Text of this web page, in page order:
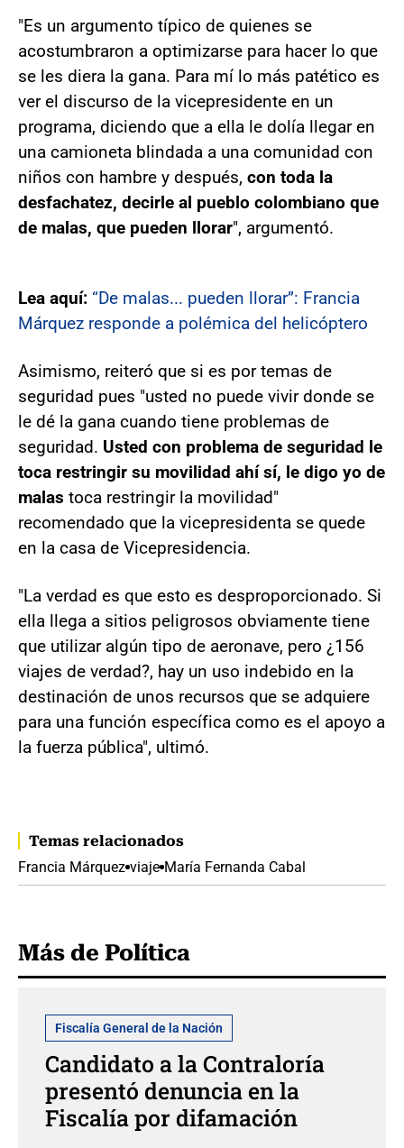
"Es un argumento típico de quienes se
acostumbraron a optimizarse para hacer lo que
se les diera la gana. Para mí lo más patético es
ver el discurso de la vicepresidente en un
programa, diciendo que a ella le dolía llegar en
una camioneta blindada a una comunidad con
niños con hambre y después, con toda la
desfachatez, decirle al pueblo colombiano que
de malas, que pueden llorar", argumentó.
Lea aquí: “De malas... pueden llorar”: Francia
Márquez responde a polémica del helicóptero
Asimismo, reiteró que si es por temas de
seguridad pues "usted no puede vivir donde se
le dé la gana cuando tiene problemas de
seguridad. Usted con problema de seguridad le
toca restringir su movilidad ahí sí, le digo yo de
malas toca restringir la movilidad"
recomendado que la vicepresidenta se quede
en la casa de Vicepresidencia.
"La verdad es que esto es desproporcionado. Si
ella llega a sitios peligrosos obviamente tiene
que utilizar algún tipo de aeronave, pero ¿156
viajes de verdad?, hay un uso indebido en la
destinación de unos recursos que se adquiere
para una función específica como es el apoyo a
la fuerza pública", ultimó.
Temas relacionados
Francia Márquez viaje María Fernanda Cabal
Más de Política
Fiscalía General de la Nación
Candidato a la Contraloría
presentó denuncia en la
Fiscalía por difamación